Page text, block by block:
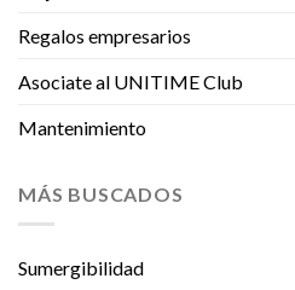
Regalos empresarios
Asociate al UNITIME Club
Mantenimiento
MÁS BUSCADOS
Sumergibilidad